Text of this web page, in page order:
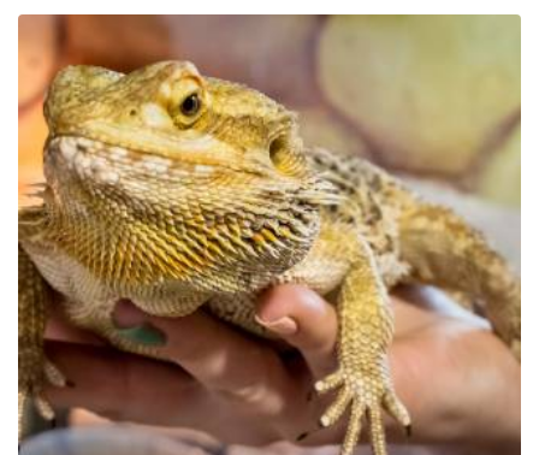
Park Edukacyjny Zoo –
Egzotyczne Kaszuby w
Tuchlinie